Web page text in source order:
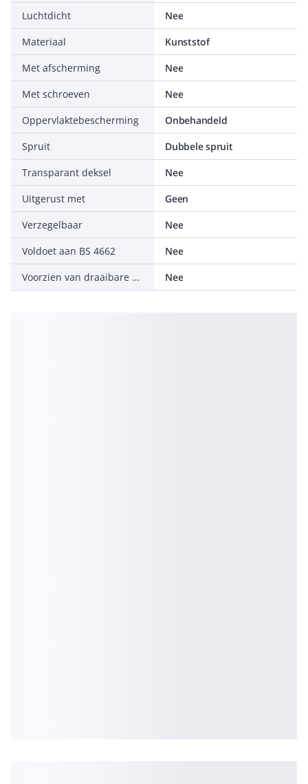
Luchtdicht
Nee
Materiaal
Kunststof
Met afscherming
Nee
Met schroeven
Nee
Oppervlaktebescherming
Onbehandeld
Spruit
Dubbele spruit
Transparant deksel
Nee
Uitgerust met
Geen
Verzegelbaar
Nee
Voldoet aan BS 4662
Nee
Voorzien van draaibare ring
Nee